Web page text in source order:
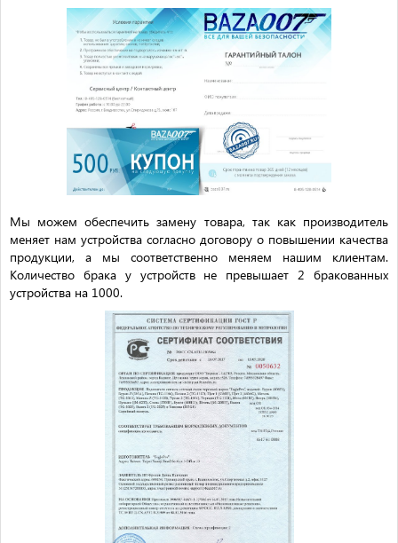
Мы можем обеспечить замену товара, так как производитель
меняет нам устройства согласно договору о повышении качества
продукции, а мы соответственно меняем нашим клиентам.
Количество брака у устройств не превышает 2 бракованных
устройства на 1000.